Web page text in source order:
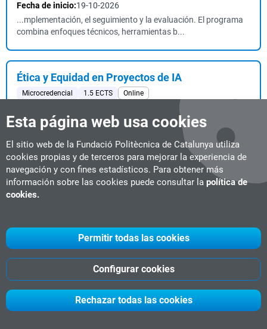
Esta página web usa cookies
El sitio web de la Fundació Politècnica de Catalunya utiliza
cookies propias y de terceros para mejorar la experiencia de
navegación y con fines estadísticos. Para obtener más
información sobre las cookies puede consultar la política de
cookies.
Rechazar todas las cookies
Configurar cookies
Permitir todas las cookies
Fecha de inicio:19-10-2026
...mplementación, el seguimiento y la evaluación. El programa
combina enfoques técnicos, herramientas b...
Ética y Equidad en Proyectos de IA
Microcredencial 1.5 ECTS
Online
Fecha de inicio:15-10-2026
...nza en el uso de tecnologías basadas en datos. El programa
te capacita para identificar y gestionar ...
Facility Management
Fecha de inicio:16-10-2026
Se desarrollará un trabajo en grupo consistente en la resolución
de un caso práctico en formato de t...
Planificación Urbana y Sostenibilidad